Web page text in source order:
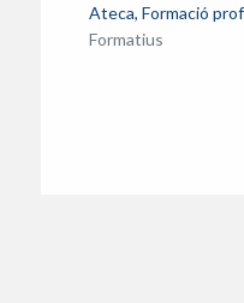
Ateca, Formació
Formatius